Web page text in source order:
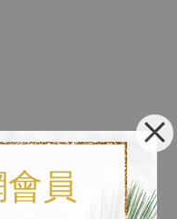
員
卡片服務 )
環保包裝，我們將為您